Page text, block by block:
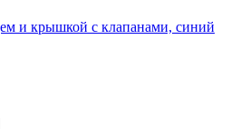
и крышкой с клапанами, синий